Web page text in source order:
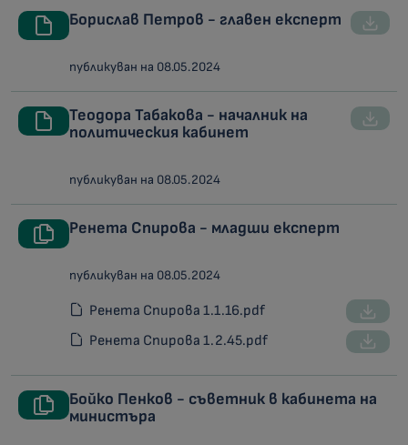
Борислав Петров - главен експерт
публикуван на 08.05.2024
Теодора Табакова - началник на
политическия кабинет
публикуван на 08.05.2024
Ренета Спирова - младши експерт
публикуван на 08.05.2024
Ренета Спирова 1.1.16.pdf
Ренета Спирова 1.2.45.pdf
Бойко Пенков - съветник в кабинета на
министъра